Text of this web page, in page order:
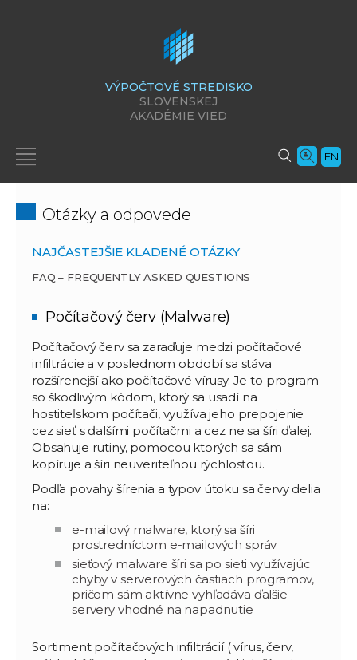
VÝPOČTOVÉ STREDISKO
SLOVENSKEJ
AKADÉMIE VIED
EN
Otázky a odpovede
NAJČASTEJŠIE KLADENÉ OTÁZKY
FAQ – FREQUENTLY ASKED QUESTIONS
Počítačový červ (Malware)
Počítačový červ sa zaraďuje medzi počítačové
infiltrácie a v poslednom období sa stáva
rozšírenejší ako počítačové vírusy. Je to program
so škodlivým kódom, ktorý sa usadí na
hostiteľskom počítači, využíva jeho prepojenie
cez sieť s ďalšími počítačmi a cez ne sa šíri ďalej.
Obsahuje rutiny, pomocou ktorých sa sám
kopíruje a šíri neuveriteľnou rýchlosťou.
Podľa povahy šírenia a typov útoku sa červy delia
na:
e-mailový malware, ktorý sa šíri
prostredníctom e-mailových správ
sieťový malware šíri sa po sieti využívajúc
chyby v serverových častiach programov,
pričom sám aktívne vyhľadáva ďalšie
servery vhodné na napadnutie
Sortiment počítačových infiltrácií ( vírus, červ,